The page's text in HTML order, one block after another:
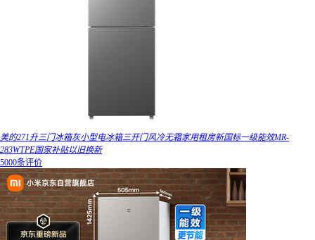
美的271升三门冰箱灰小型电冰箱三开门风冷无霜家用租房新国标一级能效MR-
283WTPE国家补贴以旧换新
5000条评价